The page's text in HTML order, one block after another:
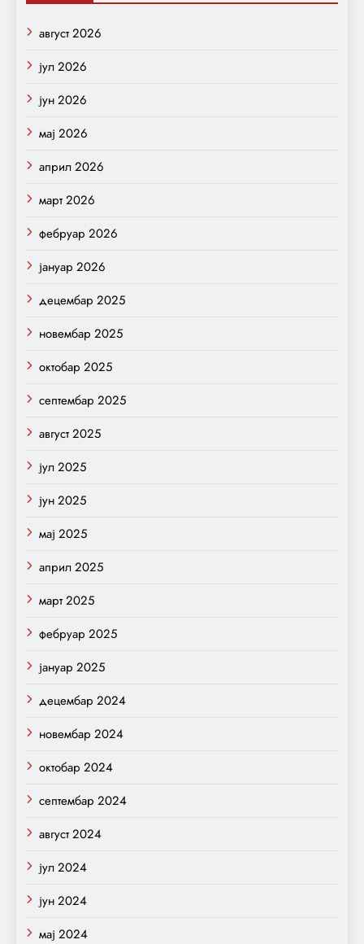
август 2026
јул 2026
јун 2026
мај 2026
април 2026
март 2026
фебруар 2026
јануар 2026
децембар 2025
новембар 2025
октобар 2025
септембар 2025
август 2025
јул 2025
јун 2025
мај 2025
април 2025
март 2025
фебруар 2025
јануар 2025
децембар 2024
новембар 2024
октобар 2024
септембар 2024
август 2024
јул 2024
јун 2024
мај 2024